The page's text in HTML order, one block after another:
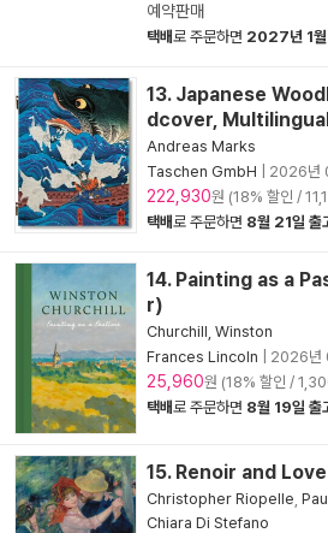
예약판매
택배로 주문하면 2027년 1월
13. Japanese
dcover,
Andreas Marks
Taschen GmbH
2026년
222,930원 (18% 할인 /
택배로 주문하면 8월 21일 출
14. Painting as a
r)
Churchill, Winston
Frances Lincoln
2026년
25,960원 (18% 할인 /
택배로 주문하면 8월 19일 출
15. Renoir and
Christopher Riopelle
Chiara Di Stefano